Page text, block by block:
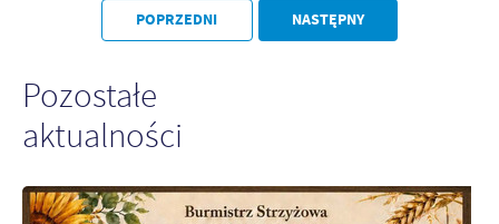
POPRZEDNI NASTĘPNY
Pozostałe
aktualności